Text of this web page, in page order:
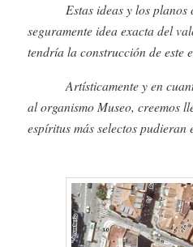
Estas ideas y los
seguramente idea exacta del
tendría la construcción de este
Artísticamente y en
al organismo Museo, creemos
espíritus más selectos pudieran